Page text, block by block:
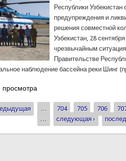
Республики Узбекистан
предупреждения и
решения совместной
Узбекистан, 28
чрезвычайным
Правительстве
наблюдение бассейна реки Шинг
первое, совместное
просмотра
… 704 705 706
…
следующая ›